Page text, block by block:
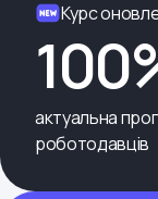
Курс
актуальна
роботодавців